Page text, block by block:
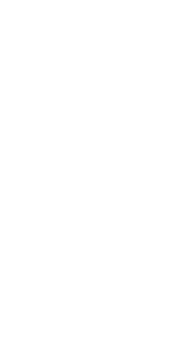
ので、そちらもお試しくださいませ。
場合もございます。
くさんのご来園をお待ちしております。
約に関して>
前のAM9:00から”の予約開始となりま
らの予約開始でしたが、イチゴの実り状
に変更いたします。
対策のため人数を絞ってのご案内をして
ご予約が混み合ってしまうことも予想さ
と思います。
の受け付けも行っておりますので、ご利
況を見て受入人数を増やしたりもしてお
ルがあった場合、先にキャンセル待ちの
お客様から繰り上がってご案内となりま
てご予約が確定したお客様には予約確定
送られますので、ご確認の上ご来園くだ
ので、ぜひご賞味ください。
月上旬からのご案内となります。
業は5/23(木)で終了いたします>
もたくさんのご利用、誠にありがとう
がシーズンオフは約半年間営業をしない
のお顔を拝見できないことを寂しく思い
月中〜下旬に営業スタート予定でござい
ゴをご用意してお待ち申し上げておりま
うございました。
チゴ狩りは「３品種通常プラン」と「あ
る!!プレミアムプラン」の２つのコース
。
ンは２月末頃からの実施を予定しており
でもPOSTしますので、ぜひともご利用
付けているのは通常プランのみです。